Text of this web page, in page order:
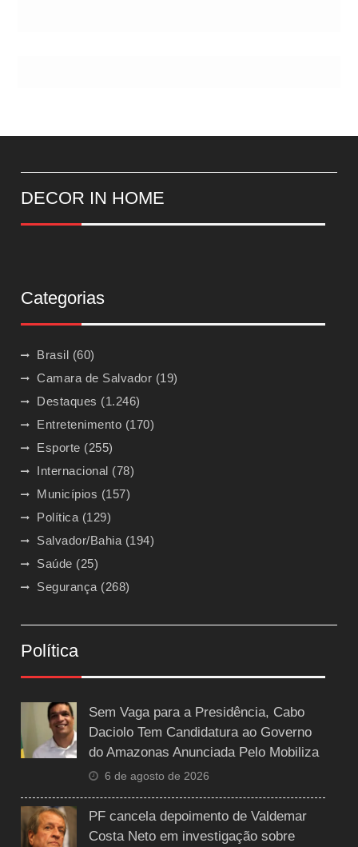
DECOR IN HOME
Categorias
Brasil (60)
Camara de Salvador (19)
Destaques (1.246)
Entretenimento (170)
Esporte (255)
Internacional (78)
Municípios (157)
Política (129)
Salvador/Bahia (194)
Saúde (25)
Segurança (268)
Política
Sem Vaga para a Presidência, Cabo
Daciolo Tem Candidatura ao Governo
do Amazonas Anunciada Pelo Mobiliza
6 de agosto de 2026
PF cancela depoimento de Valdemar
Costa Neto em investigação sobre